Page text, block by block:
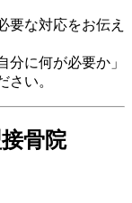
要な対応をお伝え
に何が必要か」
さい。
骨院